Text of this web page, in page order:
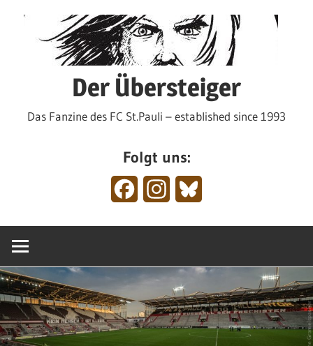
Der Übersteiger
Das Fanzine des FC St.Pauli – established since 1993
Folgt uns:
FacebookInstagram